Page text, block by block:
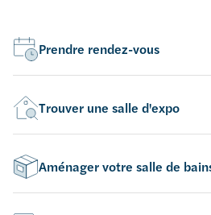
Prendre rendez-vous
Trouver une salle d'expo
Aménager votre salle de